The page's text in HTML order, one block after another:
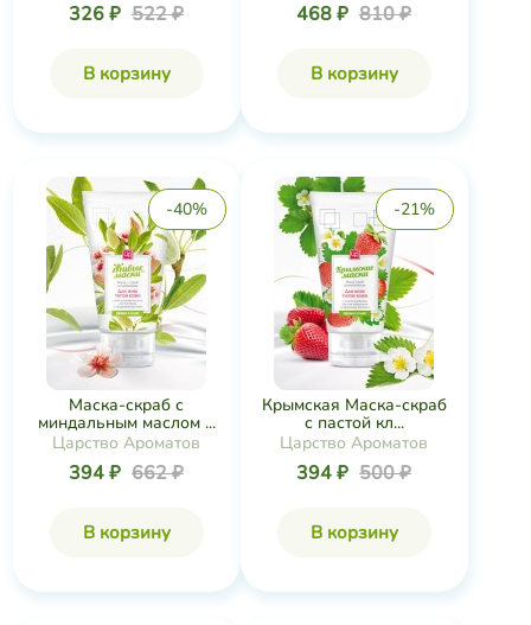
326 ₽ 522 ₽
В корзину
468 ₽ 810 ₽
В корзину
-40%
Маска-скраб с
миндальным маслом ...
Царство Ароматов
394 ₽ 662 ₽
В корзину
-21%
Крымская Маска-скраб
с пастой кл...
Царство Ароматов
394 ₽ 500 ₽
В корзину